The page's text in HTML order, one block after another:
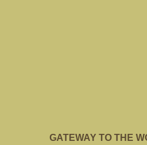
GATEWAY TO THE